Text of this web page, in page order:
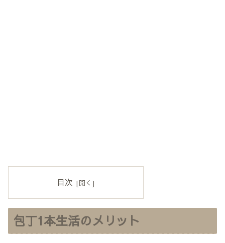
目次
包丁1本生活のメリット